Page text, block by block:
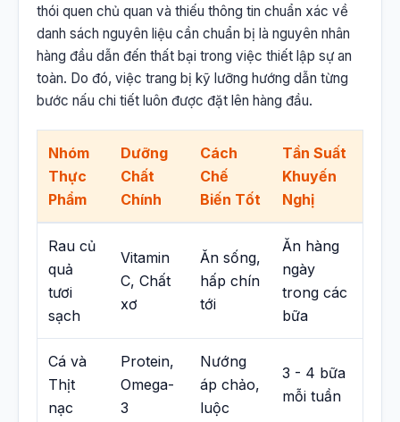
thói quen chủ quan và thiếu thông tin chuẩn xác về
danh sách nguyên liệu cần chuẩn bị là nguyên nhân
hàng đầu dẫn đến thất bại trong việc thiết lập sự an
toàn. Do đó, việc trang bị kỹ lưỡng hướng dẫn từng
bước nấu chi tiết luôn được đặt lên hàng đầu.
Nhóm
Thực
Phẩm
Dưỡng
Chất
Chính
Cách
Chế
Biến Tốt
Tần Suất
Khuyến
Nghị
Rau củ
quả
tươi
sạch
Vitamin
C, Chất
xơ
Ăn sống,
hấp chín
tới
Ăn hàng
ngày
trong các
bữa
Cá và
Thịt
nạc
Protein,
Omega-
3
Nướng
áp chảo,
luộc
3 - 4 bữa
mỗi tuần